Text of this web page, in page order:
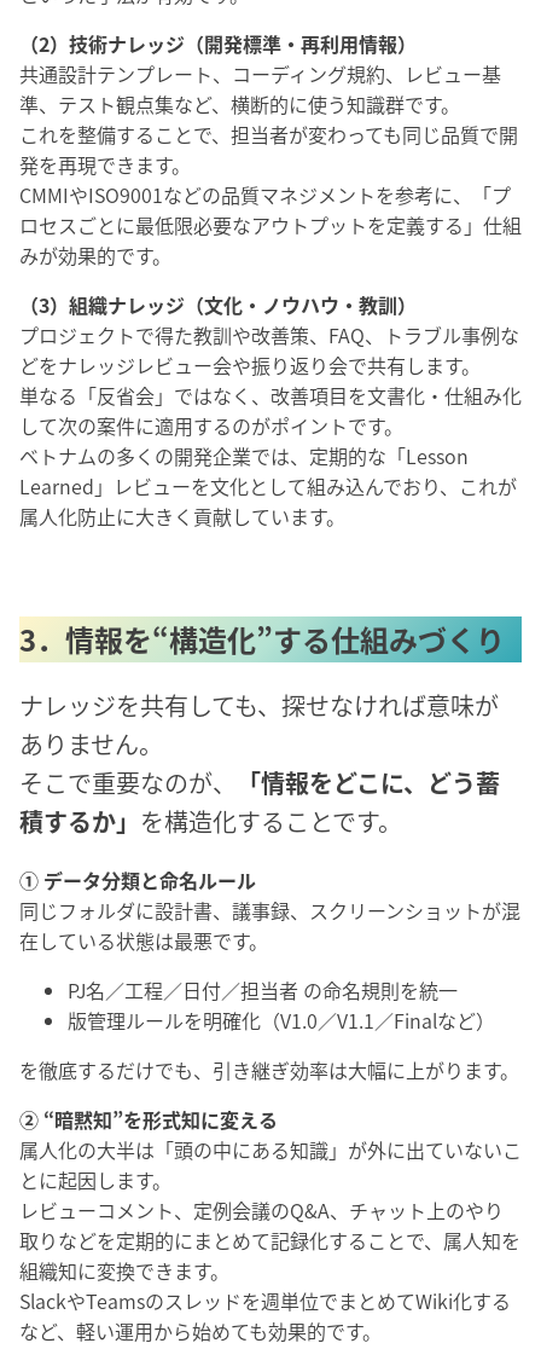
（2）技術ナレッジ（開発標準・再利用情報）
共通設計テンプレート、コーディング規約、レビュー基
準、テスト観点集など、横断的に使う知識群です。
これを整備することで、担当者が変わっても同じ品質で開
発を再現できます。
CMMIやISO9001などの品質マネジメントを参考に、「プ
ロセスごとに最低限必要なアウトプットを定義する」仕組
みが効果的です。
（3）組織ナレッジ（文化・ノウハウ・教訓）
プロジェクトで得た教訓や改善策、FAQ、トラブル事例な
どをナレッジレビュー会や振り返り会で共有します。
単なる「反省会」ではなく、改善項目を文書化・仕組み化
して次の案件に適用するのがポイントです。
ベトナムの多くの開発企業では、定期的な「Lesson
Learned」レビューを文化として組み込んでおり、これが
属人化防止に大きく貢献しています。
3．情報を“構造化”する仕組みづくり
ナレッジを共有しても、探せなければ意味が
ありません。
そこで重要なのが、
「情報をどこに、どう蓄
積するか」 を構造化することです。
① データ分類と命名ルール
同じフォルダに設計書、議事録、スクリーンショットが混
在している状態は最悪です。
PJ名／工程／日付／担当者 の命名規則を統一
版管理ルールを明確化（V1.0／V1.1／Finalなど）
を徹底するだけでも、引き継ぎ効率は大幅に上がります。
② “暗黙知”を形式知に変える
属人化の大半は「頭の中にある知識」が外に出ていないこ
とに起因します。
レビューコメント、定例会議のQ&A、チャット上のやり
取りなどを定期的にまとめて記録化することで、属人知を
組織知に変換できます。
SlackやTeamsのスレッドを週単位でまとめてWiki化する
など、軽い運用から始めても効果的です。